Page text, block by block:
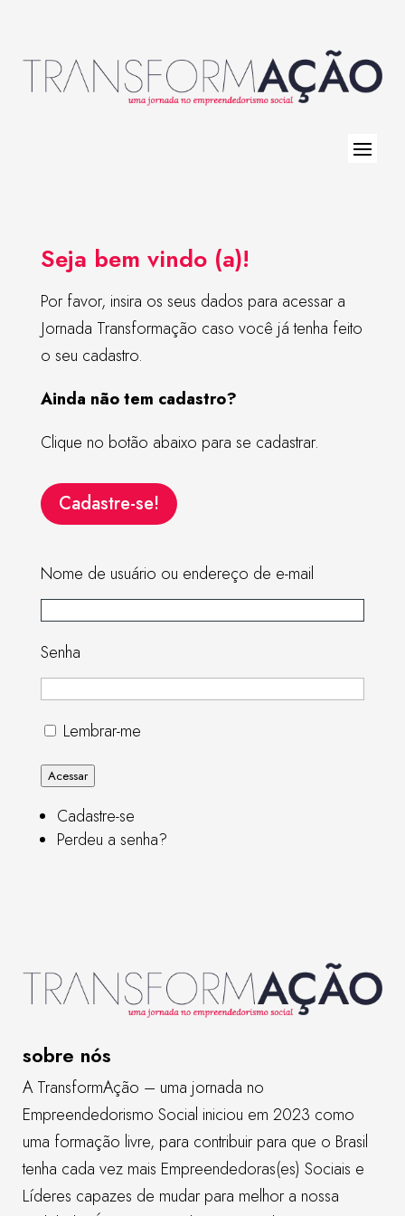
Seja bem vindo (a)!
Por favor, insira os seus dados para acessar a
Jornada Transformação caso você já tenha feito
o seu cadastro.
Ainda não tem cadastro?
Clique no botão abaixo para se cadastrar.
Cadastre-se!
Nome de usuário ou endereço de e-mail
Senha
Lembrar-me
Acessar
Cadastre-se
Perdeu a senha?
sobre nós
A TransformAção – uma jornada no
Empreendedorismo Social iniciou em 2023 como
uma formação livre, para contribuir para que o Brasil
tenha cada vez mais Empreendedoras(es) Sociais e
Líderes capazes de mudar para melhor a nossa